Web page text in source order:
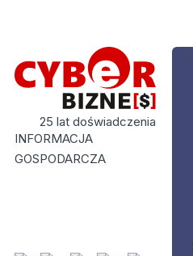
25 lat doświadczenia
INFORMACJA
GOSPODARCZA